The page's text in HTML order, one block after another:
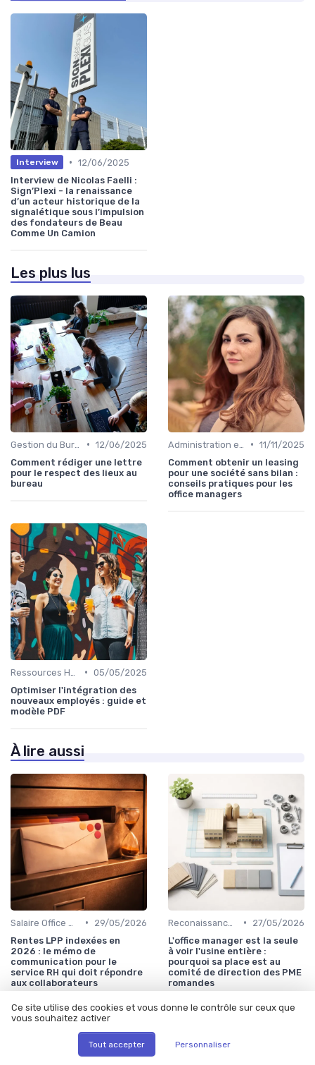
Interview • 12/06/2025
Interview de Nicolas Faelli :
Sign’Plexi - la renaissance
d’un acteur historique de la
signalétique sous l’impulsion
des fondateurs de Beau
Comme Un Camion
Les plus lus
• 12/06/2025
Comment rédiger une lettre
pour le respect des lieux au
bureau
• 11/11/2025
Comment obtenir un leasing
pour une société sans bilan :
conseils pratiques pour les
office managers
• 05/05/2025
Optimiser l'intégration des
nouveaux employés : guide et
modèle PDF
À lire aussi
•
29/05/2026
Rentes LPP indexées en
2026 : le mémo de
communication pour le
service RH qui doit répondre
aux collaborateurs
•
27/05/2026
L'office manager est la seule
à voir l'usine entière :
pourquoi sa place est au
comité de direction des PME
romandes
Ce site utilise des cookies et vous donne le contrôle sur ceux que
vous souhaitez activer
Tout accepter Personnaliser